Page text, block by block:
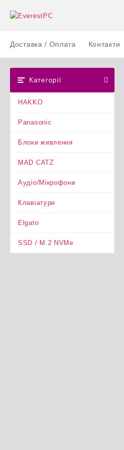
Доставка / Оплата Контакти
Категорії
HAKKO
Panasonic
Блоки живлення
MAD CATZ
Аудіо/Мікрофони
Клавіатури
Elgato
SSD / M.2 NVMe